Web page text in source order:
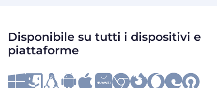
Disponibile su tutti i dispositivi e
piattaforme